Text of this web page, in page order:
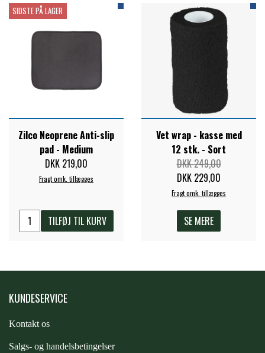
PREMIER EQUINE RYTTER
PHARMACARE
PREMIER EQUINE
RACING TACK
STUD MUFFIN
WAHLSTEN
SIDSTE PÅ LAGER
Zilco Neoprene Anti-slip
pad - Medium
DKK 219,00
Fragt omk. tillægges
TILFØJ TIL KURV
Vet wrap - kasse med
12 stk. - Sort
DKK 249,00
DKK 229,00
Fragt omk. tillægges
SE MERE
KUNDESERVICE
Kontakt os
Salgs- og handelsbetingelser